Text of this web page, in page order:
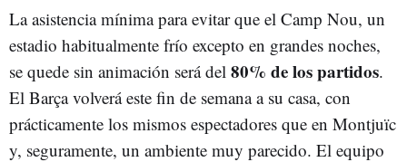
La asistencia mínima para evitar que el Camp Nou, un
estadio habitualmente frío excepto en grandes noches,
se quede sin animación será del 80% de los partidos.
El Barça volverá este fin de semana a su casa, con
prácticamente los mismos espectadores que en Montjuïc
y, seguramente, un ambiente muy parecido. El equipo